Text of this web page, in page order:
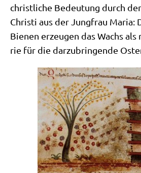
christ­li­che Bedeu­tung durch
Chri­sti aus der Jung­frau Maria:
Bie­nen erzeu­gen das Wachs
rie für die dar­zu­brin­gen­de